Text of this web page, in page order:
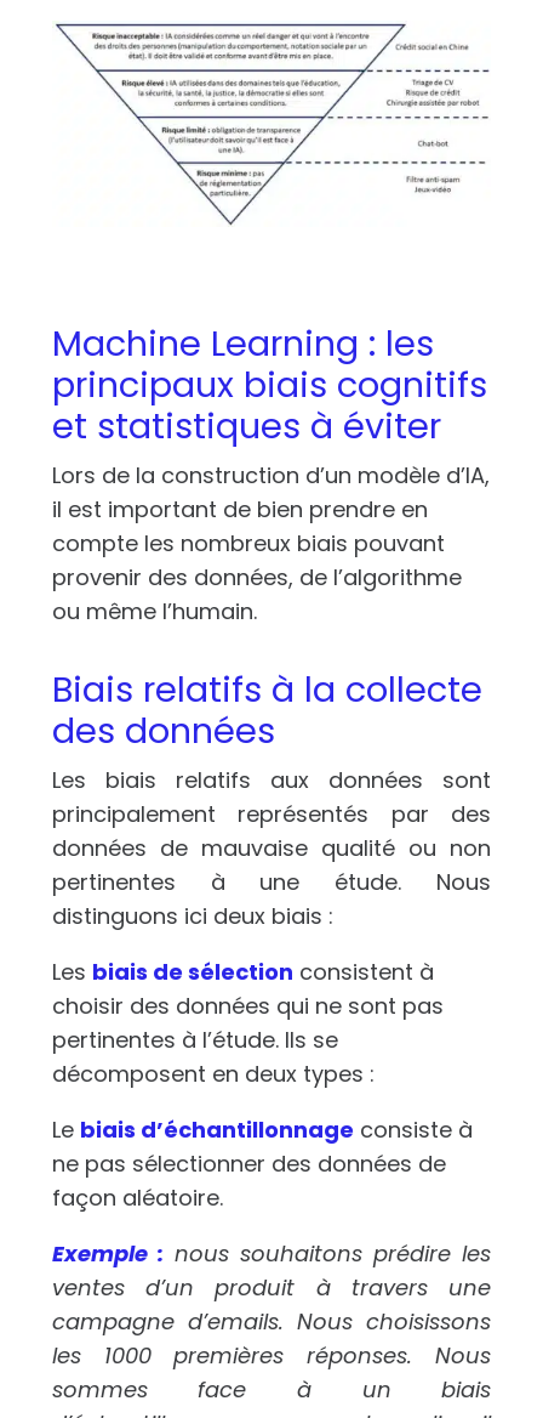
Machine Learning : les
principaux biais cognitifs
et statistiques à éviter
Lors de la construction d’un modèle d’IA,
il est important de bien prendre en
compte les nombreux biais pouvant
provenir des données, de l’algorithme
ou même l’humain.
Biais relatifs à la collecte
des données
Les biais relatifs aux données sont
principalement représentés par des
données de mauvaise qualité ou non
pertinentes à une étude. Nous
distinguons ici deux biais :
Les biais de sélection consistent à
choisir des données qui ne sont pas
pertinentes à l’étude. Ils se
décomposent en deux types :
Le biais d’échantillonnage consiste à
ne pas sélectionner des données de
façon aléatoire.
Exemple : nous souhaitons prédire les
ventes d’un produit à travers une
campagne d’emails. Nous choisissons
les 1000 premières réponses. Nous
sommes face à un biais